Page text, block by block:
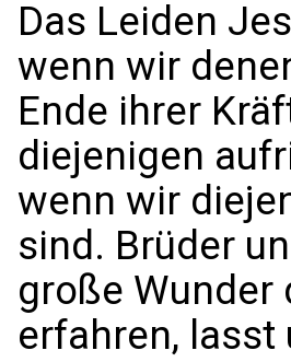
Das Leiden
wenn wir
Ende ihrer
diejenigen
wenn wir
sind. Brüder
große Wunder
erfahren, lasst